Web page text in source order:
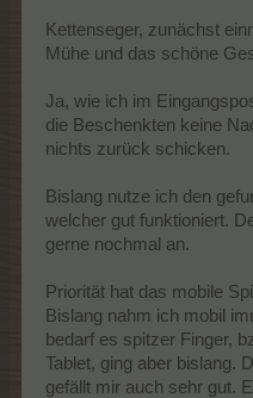
Ich habe dann mal testweise
ausgewählt und es dann
Beide Geschenke tauchen im
Kettenseger, zunächst
Mühe und das schöne
Ja, wie ich im
die Beschenkten keine
nichts zurück schicken.
Bislang nutze ich den
welcher gut funktioniert.
gerne nochmal an.
Priorität hat das mobile
Bislang nahm ich mobil
bedarf es spitzer Finger,
Tablet, ging aber bislang.
gefällt mir auch sehr gut.